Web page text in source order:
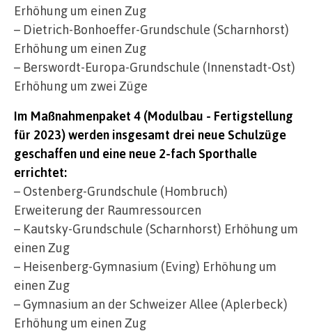
Erhöhung um einen Zug
– Dietrich-Bonhoeffer-Grundschule (Scharnhorst)
Erhöhung um einen Zug
– Berswordt-Europa-Grundschule (Innenstadt-Ost)
Erhöhung um zwei Züge
Im Maßnahmenpaket 4 (Modulbau - Fertigstellung
für 2023) werden insgesamt drei neue Schulzüge
geschaffen und eine neue 2-fach Sporthalle
errichtet:
– Ostenberg-Grundschule (Hombruch)
Erweiterung der Raumressourcen
– Kautsky-Grundschule (Scharnhorst) Erhöhung um
einen Zug
– Heisenberg-Gymnasium (Eving) Erhöhung um
einen Zug
– Gymnasium an der Schweizer Allee (Aplerbeck)
Erhöhung um einen Zug